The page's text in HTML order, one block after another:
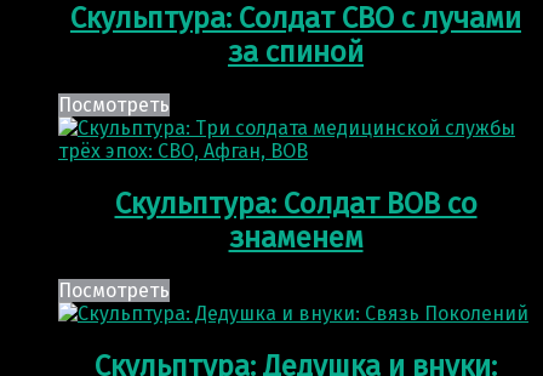
Скульптура: Солдат СВО с лучами
за спиной
Посмотреть
Скульптура: Солдат ВОВ со
знаменем
Посмотреть
Скульптура: Дедушка и внуки: